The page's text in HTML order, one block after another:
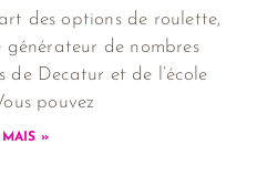
des options de roulette,
de nombres
de Decatur et de l’école
pouvez
MAIS »